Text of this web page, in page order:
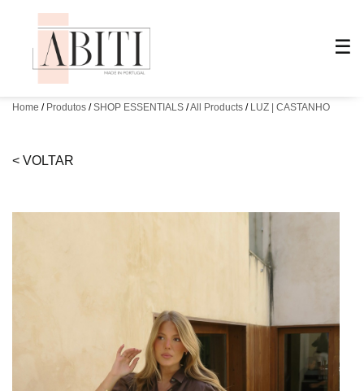
0
ACESSORIES
☰
0
ACESSORIES
☰
Home Produtos SHOP ESSENTIALS All Products LUZ | CASTANHO
< VOLTAR